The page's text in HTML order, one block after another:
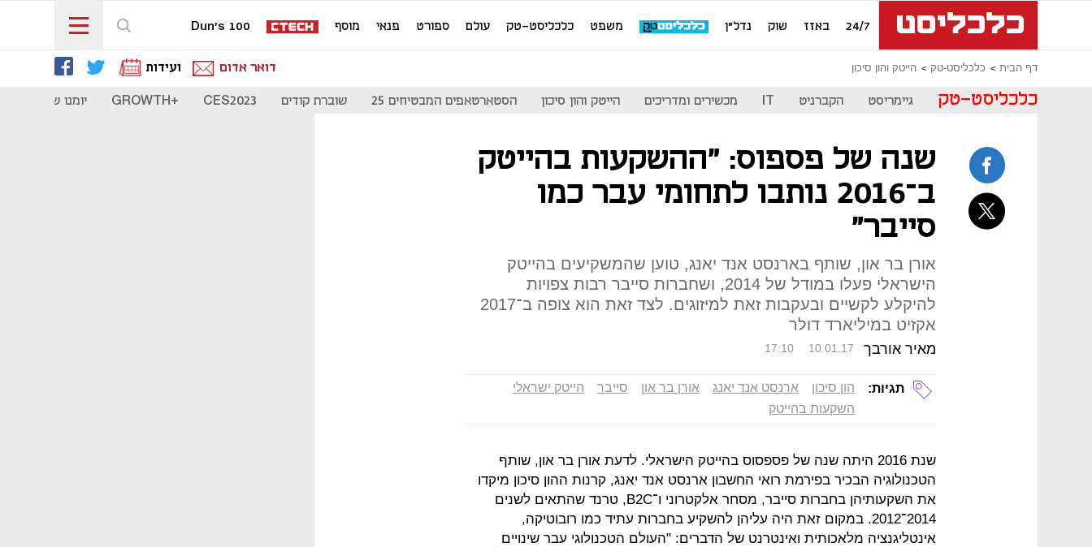
24/7 באזז שוק נדל"ן משפט כלכליסט-טק עולם ספורט פנאי מוסף Dun's 100
דף הבית כלכליסט-טק הייטק והון סיכון דואר אדום ועידות
כלכליסט-טק גיימריסט הקברניט IT מכשירים ומדריכים הייטק והון סיכון הסטארטאפים המבטיחים 25 שוברת קודים CES2023
+GROWTH יומנו של
שנה של פספוס: "ההשקעות בהייטק
ב־2016 נותבו לתחומי עבר כמו
סייבר"
אורן בר און, שותף בארנסט אנד יאנג, טוען שהמשקיעים בהייטק
הישראלי פעלו במודל של 2014, ושחברות סייבר רבות צפויות
להיקלע לקשיים ובעקבות זאת למיזוגים. לצד זאת הוא צופה ב־2017
אקזיט במיליארד דולר
מאיר אורבך 17:10 10.01.17
תגיות: הון סיכון ארנסט אנד יאנג אורן בר און סייבר
הייטק ישראלי
השקעות בהייטק
שנת 2016 היתה שנה של פספסוס בהייטק הישראלי. לדעת אורן בר און, שותף
הטכנולוגיה הבכיר בפירמת רואי החשבון ארנסט אנד יאנג, קרנות ההון סיכון מיקדו
את השקעותיהן בחברות סייבר, מסחר אלקטרוני ו־B2C, טרנד שהתאים לשנים
2014־2012. במקום זאת היה עליהן להשקיע בחברות עתיד כמו רובוטיקה,
אינטליגנציה מלאכותית ואינטרנט של הדברים: "העולם הטכנולוגי עבר שינויים